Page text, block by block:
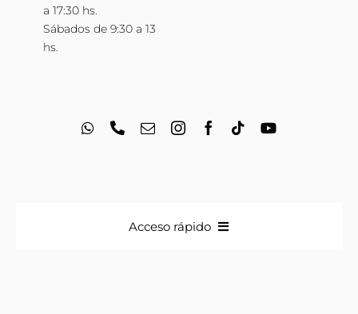
a 17:30 hs.
Sábados de 9:30 a 13
hs.
Acceso rápido